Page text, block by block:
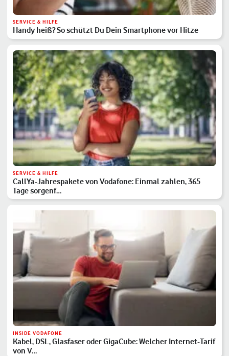
SERVICE & HILFE
Handy heiß? So schützt Du Dein Smartphone vor Hitze
SERVICE & HILFE
CallYa-Jahrespakete von Vodafone: Einmal zahlen, 365
Tage sorgenf…
INSIDE VODAFONE
Kabel, DSL, Glasfaser oder GigaCube: Welcher Internet-Tarif
von V…